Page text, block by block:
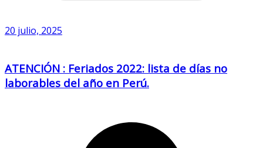
20 julio, 2025
ATENCIÓN : Feriados 2022: lista de días no
laborables del año en Perú.